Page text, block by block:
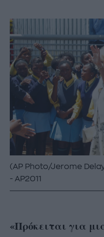
(AP Photo/Jerome
AP2011
«Πρόκειται για